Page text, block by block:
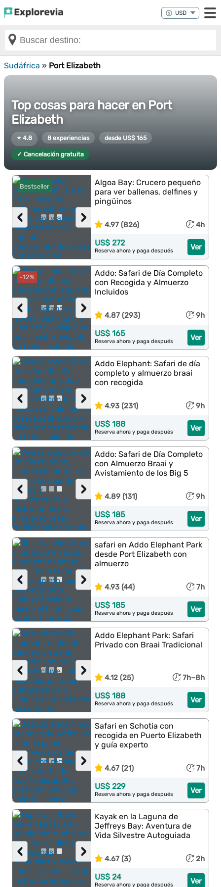
Sudáfrica » Port Elizabeth
Top cosas para hacer en Port
Elizabeth
⭐ 4.8 8 experiencias desde US$ 165
✓ Cancelación gratuita
Bestseller
›
‹
Algoa Bay: Crucero pequeño
para ver ballenas, delfines y
pingüinos
4.97 (826) 4h
Ver
US$ 272
Reserva ahora y paga después
-12%
›
‹
Addo: Safari de Día Completo
con Recogida y Almuerzo
Incluidos
4.87 (293) 9h
Ver
US$ 165
Reserva ahora y paga después
›
‹
Addo Elephant: Safari de día
completo y almuerzo braai
con recogida
4.93 (231) 9h
Ver
US$ 188
Reserva ahora y paga después
›
‹
Addo: Safari de Día Completo
con Almuerzo Braai y
Avistamiento de los Big 5
4.89 (131) 9h
Ver
US$ 185
Reserva ahora y paga después
›
‹
safari en Addo Elephant Park
desde Port Elizabeth con
almuerzo
4.93 (44) 7h
Ver
US$ 185
Reserva ahora y paga después
›
‹
Addo Elephant Park: Safari
Privado con Braai Tradicional
4.12 (25) 7h–8h
Ver
US$ 188
Reserva ahora y paga después
›
‹
Safari en Schotia con
recogida en Puerto Elizabeth
y guía experto
4.67 (21) 7h
Ver
US$ 229
Reserva ahora y paga después
›
‹
Kayak en la Laguna de
Jeffreys Bay: Aventura de
Vida Silvestre Autoguiada
4.67 (3) 2h
Ver
US$ 24
Reserva ahora y paga después